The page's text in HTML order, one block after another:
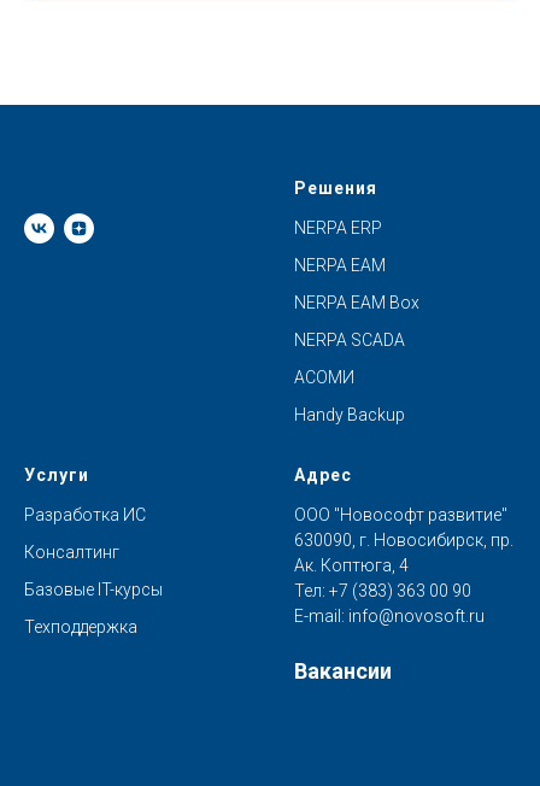
Решения
NERPA ERP
NERPA EAM
NERPA EAM Box
NERPA SCADA
АСОМИ
Handy Backup
Услуги
Разработка ИС
Консалтинг
Базовые IT-курсы
Техподдержка
Адрес
ООО "Новософт развитие"
630090, г. Новосибирск, пр.
Ак. Коптюга, 4
Тел: +7 (383) 363 00 90
E-mail: info@novosoft.ru
Вакансии